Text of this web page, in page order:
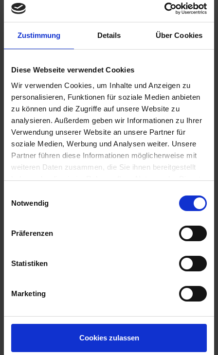
Zustimmung Details Über Cookies
Diese Webseite verwendet Cookies
Wir verwenden Cookies, um Inhalte und Anzeigen zu
personalisieren, Funktionen für soziale Medien anbieten
zu können und die Zugriffe auf unsere Website zu
analysieren. Außerdem geben wir Informationen zu Ihrer
Verwendung unserer Website an unsere Partner für
soziale Medien, Werbung und Analysen weiter. Unsere
Partner führen diese Informationen möglicherweise mit
weiteren Daten zusammen, die Sie ihnen bereitgestellt
haben oder die sie im Rahmen Ihrer Nutzung der Dienste
Notwendig
Präferenzen
Statistiken
Marketing
Cookies zulassen